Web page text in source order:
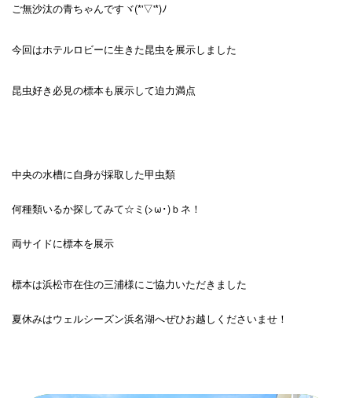
ご無沙汰の青ちゃんですヾ(*'▽'*)ﾉ
今回はホテルロビーに生きた昆虫を展示しました
昆虫好き必見の標本も展示して迫力満点
中央の水槽に自身が採取した甲虫類
何種類いるか探してみて☆ミ(>ω･)ｂネ！
両サイドに標本を展示
標本は浜松市在住の三浦様にご協力いただきました
夏休みはウェルシーズン浜名湖へぜひお越しくださいませ！